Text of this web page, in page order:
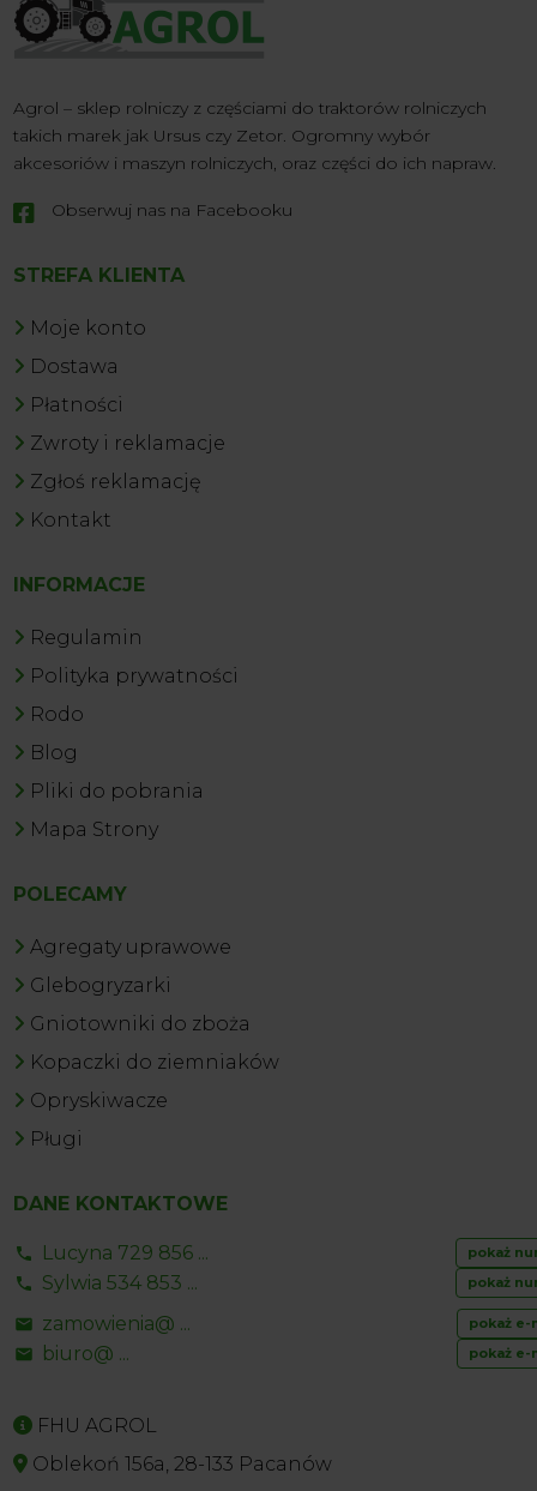
Agrol – sklep rolniczy z częściami do traktorów rolniczych
takich marek jak Ursus czy Zetor. Ogromny wybór
akcesoriów i maszyn rolniczych, oraz części do ich napraw.
 Obserwuj nas na Facebooku
STREFA KLIENTA
Moje konto
Dostawa
Płatności
Zwroty i reklamacje
Zgłoś reklamację
Kontakt
INFORMACJE
Regulamin
Polityka prywatności
Rodo
Blog
Pliki do pobrania
Mapa Strony
POLECAMY
Agregaty uprawowe
Glebogryzarki
Gniotowniki do zboża
Kopaczki do ziemniaków
Opryskiwacze
Pługi
DANE KONTAKTOWE
Lucyna 729 856 ... pokaż
Sylwia 534 853 ... pokaż
zamowienia@ ... pokaż e-
biuro@ ... pokaż e-
FHU AGROL
Oblekoń 156a, 28-133 Pacanów